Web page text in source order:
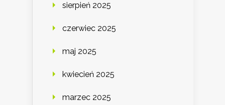
sierpień 2025
czerwiec 2025
maj 2025
kwiecień 2025
marzec 2025